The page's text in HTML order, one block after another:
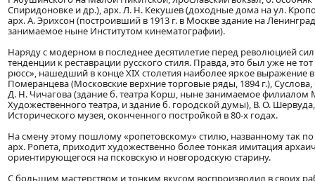
Спиридоновке и др.), арх. Л. Н. Кекушев (доходные дома на ул.
арх. А. Эрихсон (построивший в 1913 г. в Москве здание на
занимаемое ныне Институтом кинематографии).
Наряду с модерном в последнее десятилетие перед революцией
тенденции к реставрации русского стиля. Правда, это был уже не
рюсс», нашедший в конце XIX столетия наиболее яркое выражение
Померанцева (Московские верхние торговые ряды, 1894 г.),
Д. Н. Чичагова (здание б. театра Корш, ныне занимаемое филиалом
Художественного театра, и здание б. городской думы), В. О.
Исторического музея, оконченного постройкой в 80-х годах.
На смену этому пошлому «ропетовскому» стилю, названному так
арх. Ропета, приходит художественно более тонкая имитация
ориентирующегося на псковскую и новгородскую старину.